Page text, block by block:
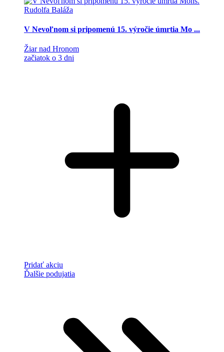
V Nevoľnom si pripomenú 15. výročie úmrtia Mo ...
Žiar nad Hronom
začiatok o 3 dni
Pridať akciu
Ďalšie podujatia